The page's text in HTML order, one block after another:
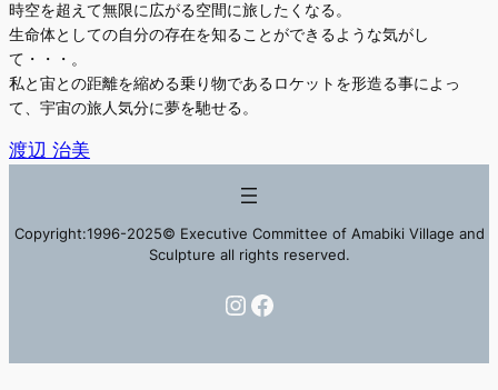
時空を超えて無限に広がる空間に旅したくなる。
生命体としての自分の存在を知ることができるような気がし
て・・・。
私と宙との距離を縮める乗り物であるロケットを形造る事によっ
て、宇宙の旅人気分に夢を馳せる。
渡辺 治美
Copyright:1996-2025© Executive Committee of Amabiki Village and
Sculpture all rights reserved.
Instagram
Facebook